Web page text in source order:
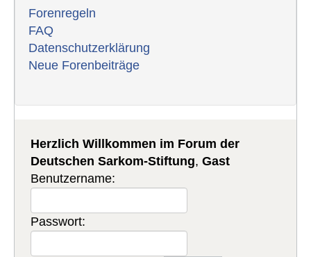
Forenregeln
FAQ
Datenschutzerklärung
Neue Forenbeiträge
Herzlich Willkommen im Forum der
Deutschen Sarkom-Stiftung,Gast
Benutzername:
Passwort: